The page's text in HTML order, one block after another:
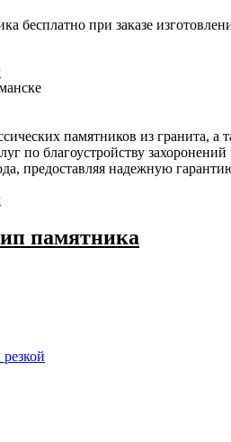
бесплатно при заказе
памятников из гранита,
по благоустройству
предоставляя надежную
памятника